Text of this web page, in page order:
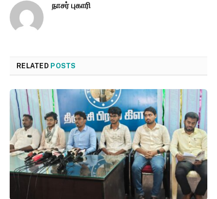
நாசர் புகாரி
RELATED POSTS